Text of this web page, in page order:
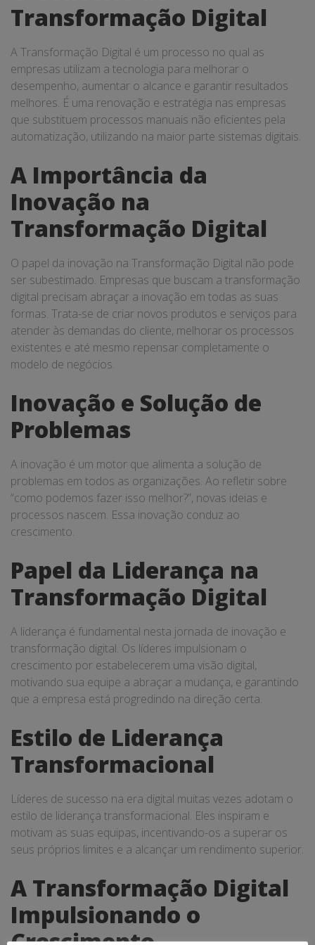
Transformação Digital
A Transformação Digital é um processo no qual as
empresas utilizam a tecnologia para melhorar o
desempenho, aumentar o alcance e garantir resultados
melhores. É uma renovação e estratégia nas empresas
que substituem processos manuais não eficientes pela
automatização, utilizando na maior parte sistemas digitais.
A Importância da
Inovação na
Transformação Digital
O papel da inovação na Transformação Digital não pode
ser subestimado. Empresas que buscam a transformação
digital precisam abraçar a inovação em todas as suas
formas. Trata-se de criar novos produtos e serviços para
atender às demandas do cliente, melhorar os processos
existentes e até mesmo repensar completamente o
modelo de negócios.
Inovação e Solução de
Problemas
A inovação é um motor que alimenta a solução de
problemas em todos as organizações. Ao refletir sobre
“como podemos fazer isso melhor?”, novas ideias e
processos nascem. Essa inovação conduz ao
crescimento.
Papel da Liderança na
Transformação Digital
A liderança é fundamental nesta jornada de inovação e
transformação digital. Os líderes impulsionam o
crescimento por estabelecerem uma visão digital,
motivando sua equipe a abraçar a mudança, e garantindo
que a empresa está progredindo na direção certa.
Estilo de Liderança
Transformacional
Líderes de sucesso na era digital muitas vezes adotam o
estilo de liderança transformacional. Eles inspiram e
motivam as suas equipas, incentivando-os a superar os
seus próprios limites e a alcançar um rendimento superior.
A Transformação Digital
Impulsionando o